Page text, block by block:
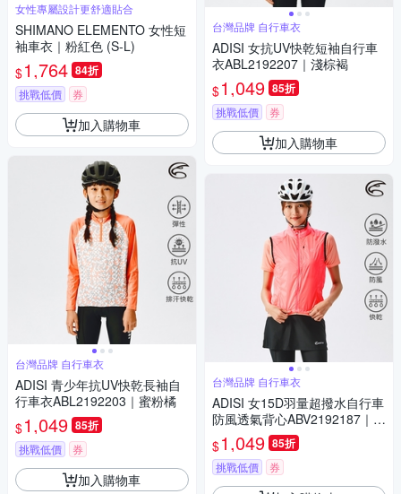
女性專屬設計更舒適貼合
SHIMANO ELEMENTO 女性短
袖車衣｜粉紅色 (S-L)
$1,764 84折
挑戰低價 券
加入購物車
台灣品牌 自行車衣
ADISI 青少年抗UV快乾長袖自
行車衣ABL2192203｜蜜粉橘
$1,049 85折
挑戰低價 券
加入購物車
台灣品牌 自行車衣
ADISI 女抗UV快乾短袖自行車
衣ABL2192207｜淺棕褐
$1,049 85折
挑戰低價 券
加入購物車
台灣品牌 自行車衣
ADISI 女15D羽量超撥水自行車
防風透氣背心ABV2192187｜炫
麗桃紅
$1,049 85折
挑戰低價 券